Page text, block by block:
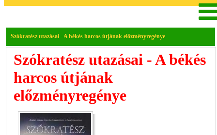
Szókratész utazásai - A békés harcos útjának előzményregénye
Szókratész utazásai - A békés
harcos útjának
előzményregénye